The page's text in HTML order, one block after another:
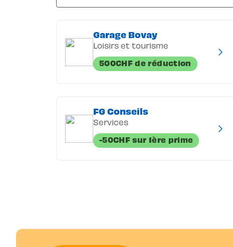
Garage Bovay
Loisirs et tourisme
500CHF de réduction
FG Conseils
Services
-50CHF sur 1ère prime